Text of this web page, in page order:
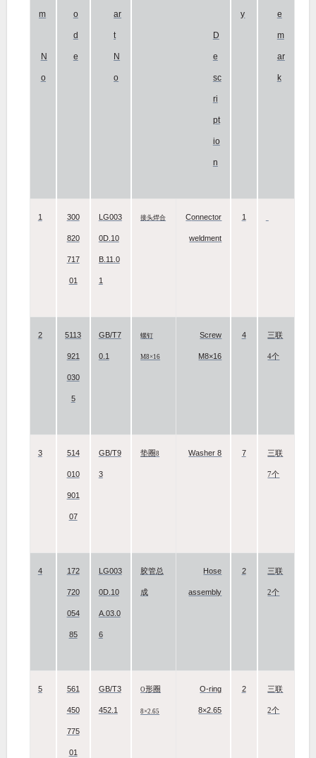
m
N
o
o
d
e
ar
t
N
o
D
e
sc
ri
pt
io
n
y e
m
ar
k
1 300
820
717
01
LG003
0D.10
B.11.0
1
接头焊合 Connector
weldment
1
2 5113
921
030
5
GB/T7
0.1
螺钉
M8×16
Screw
M8×16
4 三联
4个
3 514
010
901
07
GB/T9
3
垫圈8 Washer 8 7 三联
7个
4 172
720
054
85
LG003
0D.10
A.03.0
6
胶管总
成
Hose
assembly
2 三联
2个
5 561
450
775
01
GB/T3
452.1
O形圈
8×2.65
O-ring
8×2.65
2 三联
2个